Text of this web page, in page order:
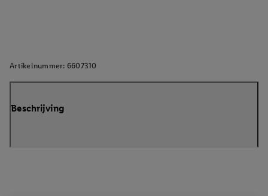
Artikelnummer: 6607310
Beschrijving